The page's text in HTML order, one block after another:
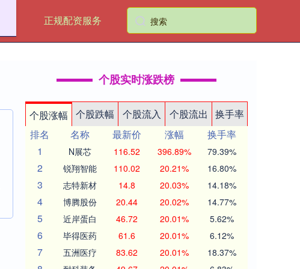
正规配资服务
个股实时涨跌榜
个股涨幅 个股跌幅 个股流入 个股流出
换手率
排名
名称 最新价 涨幅
换手率
1
N展芯 116.52 396.89% 79.39%
2 锐翔智能 110.02 20.21% 16.80%
3 志特新材 14.8 20.03% 14.18%
4 博腾股份 20.44 20.02% 14.77%
5 近岸蛋白 46.72 20.01% 5.62%
6 毕得医药 61.6 20.01% 6.12%
7 五洲医疗 83.62 20.01% 18.37%